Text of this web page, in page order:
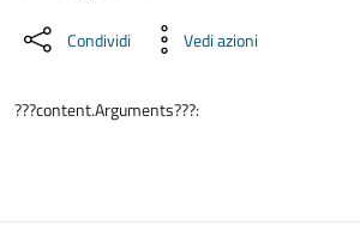
Condividi Vedi azioni
???content.Arguments???: